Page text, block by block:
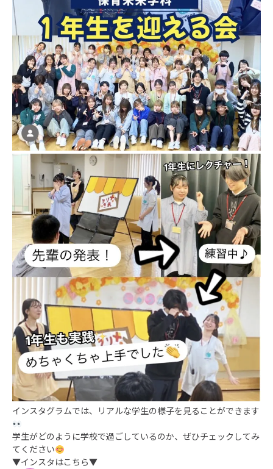
インスタグラムでは、リアルな学生の様子を見ることができます
学生がどのように学校で過ごしているのか、ぜひチェックしてみ
てください
▼インスタはこちら▼